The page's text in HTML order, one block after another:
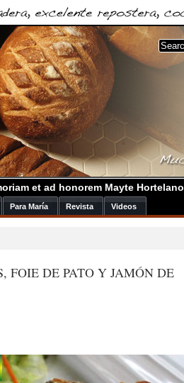
et ad honorem Mayte Hortelano
Para María Revista Videos
FOIE DE PATO Y JAMÓN DE